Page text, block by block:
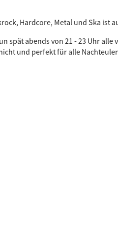
Hardcore, Metal und Ska ist
spät abends von 21 - 23 Uhr alle
und perfekt für alle